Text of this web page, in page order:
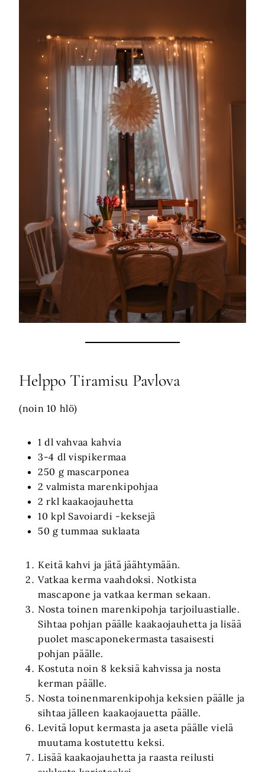
Helppo Tiramisu Pavlova
(noin 10 hlö)
1 dl vahvaa kahvia
3-4 dl vispikermaa
250 g mascarponea
2 valmista marenkipohjaa
2 rkl kaakaojauhetta
10 kpl Savoiardi -keksejä
50 g tummaa suklaata
Keitä kahvi ja jätä jäähtymään.
Vatkaa kerma vaahdoksi. Notkista
mascapone ja vatkaa kerman sekaan.
Nosta toinen marenkipohja tarjoiluastialle.
Sihtaa pohjan päälle kaakaojauhetta ja lisää
puolet mascaponekermasta tasaisesti
pohjan päälle.
Kostuta noin 8 keksiä kahvissa ja nosta
kerman päälle.
Nosta toinenmarenkipohja keksien päälle ja
sihtaa jälleen kaakaojauetta päälle.
Levitä loput kermasta ja aseta päälle vielä
muutama kostutettu keksi.
Lisää kaakaojauhetta ja raasta reilusti